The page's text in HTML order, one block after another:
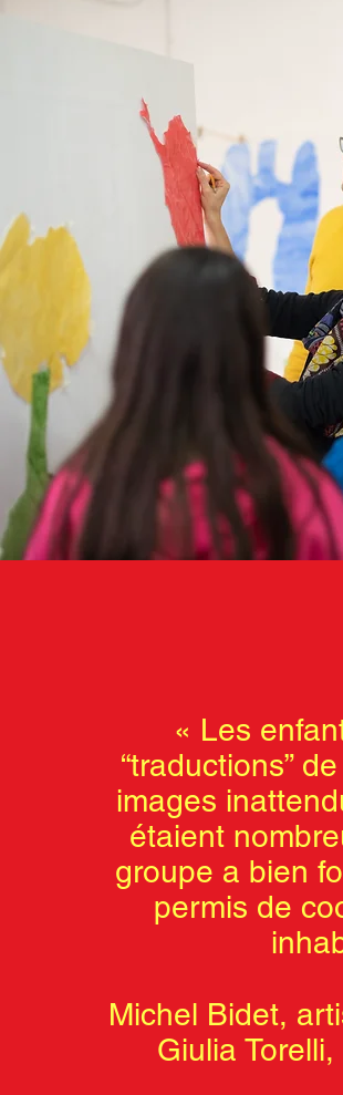
« Les
“traductions”
images
étaient
groupe a bien
permis de
Michel Bidet,
Giulia